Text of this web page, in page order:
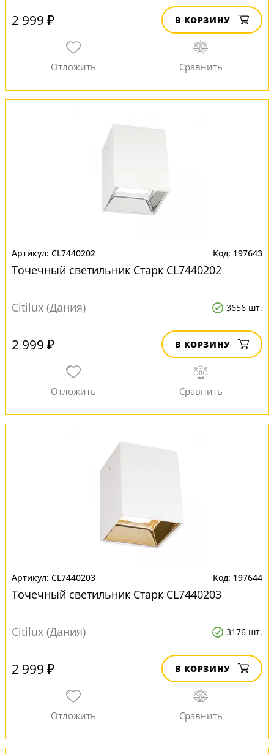
2 999 ₽ В КОРЗИНУ
CL7440202 197643
Точечный светильник Старк CL7440202
Citilux (Дания) 3656 шт.
2 999 ₽ В КОРЗИНУ
CL7440203 197644
Точечный светильник Старк CL7440203
Citilux (Дания) 3176 шт.
2 999 ₽ В КОРЗИНУ